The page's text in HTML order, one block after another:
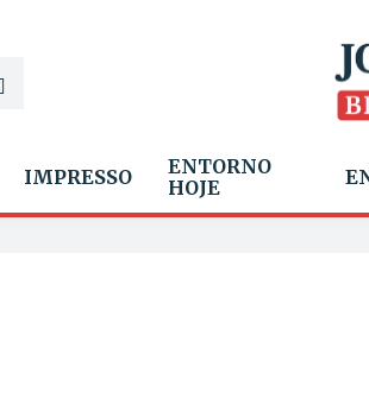
IMPRESSO
ENTORNO
HOJE